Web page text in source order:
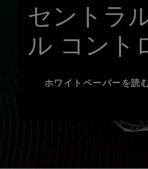
セントラ
ル コント
ホワイトペーパーを読